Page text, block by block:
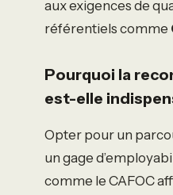
aux exigences de
référentiels comme
Pourquoi la
est-elle
Opter pour un
un gage
comme le CAFOC